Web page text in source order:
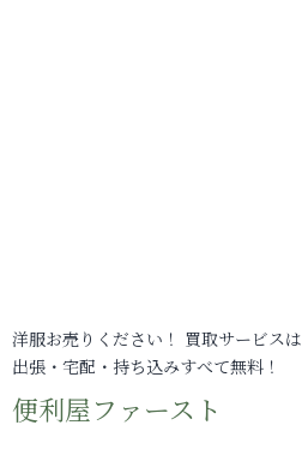
洋服お売りください！ 買取サービスは
出張・宅配・持ち込みすべて無料！
便利屋ファースト